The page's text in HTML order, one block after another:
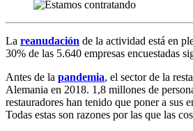
La reanudación de la actividad está en
30% de las 5.640 empresas encuestadas
Antes de la pandemia, el sector de la
Alemania en 2018. 1,8 millones de
restauradores han tenido que poner a sus
Todas estas son razones por las que las